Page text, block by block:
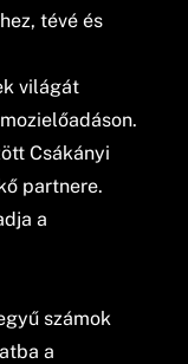
tévé és
világát
Csákányi
partnere.
a
számok
a